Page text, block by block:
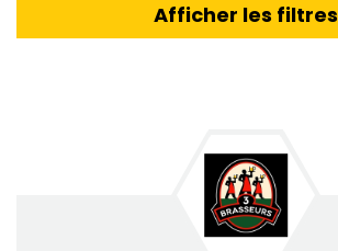
Afficher les filtres